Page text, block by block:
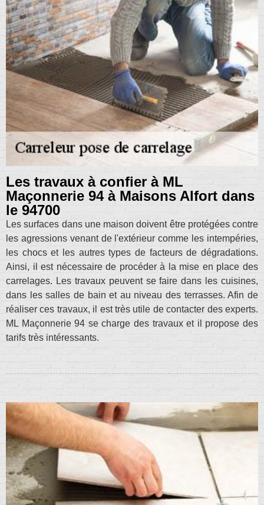
Les travaux à confier à ML
Maçonnerie 94 à Maisons Alfort dans
le 94700
Les surfaces dans une maison doivent être protégées contre
les agressions venant de l'extérieur comme les intempéries,
les chocs et les autres types de facteurs de dégradations.
Ainsi, il est nécessaire de procéder à la mise en place des
carrelages. Les travaux peuvent se faire dans les cuisines,
dans les salles de bain et au niveau des terrasses. Afin de
réaliser ces travaux, il est très utile de contacter des experts.
ML Maçonnerie 94 se charge des travaux et il propose des
tarifs très intéressants.